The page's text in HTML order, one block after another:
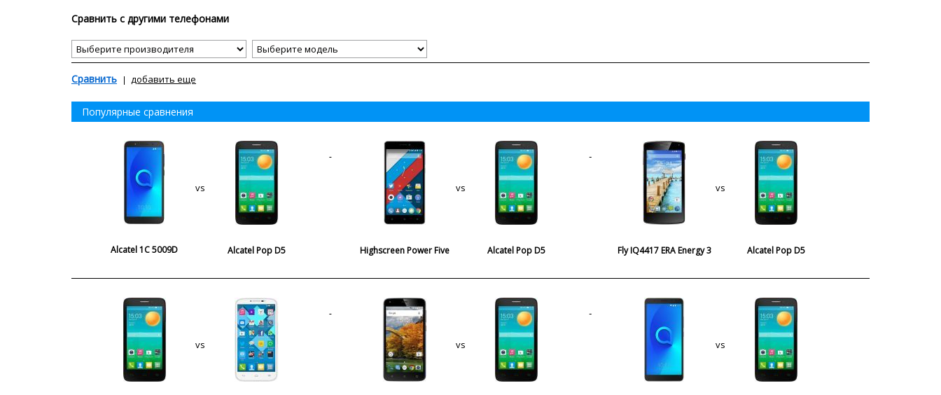
Сравнить с другими телефонами
Сравнить добавить еще
Популярные сравнения
Alcatel 1C 5009D
vs
Alcatel Pop D5 Highscreen Power Five
vs
Alcatel Pop D5 Fly IQ4417 ERA Energy 3
vs
Alcatel Pop D5
vs vs vs